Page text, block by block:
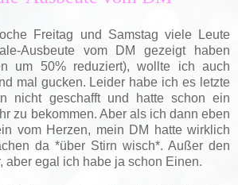
Freitag und Samstag viele Leute
Ausbeute vom DM gezeigt haben
um 50% reduziert), wollte ich auch
mal gucken. Leider habe ich es letzte
nicht geschafft und hatte schon ein
zu bekommen. Aber als ich dann eben
vom Herzen, mein DM hatte wirklich
da *über Stirn wisch*. Außer den
aber egal ich habe ja schon Einen.